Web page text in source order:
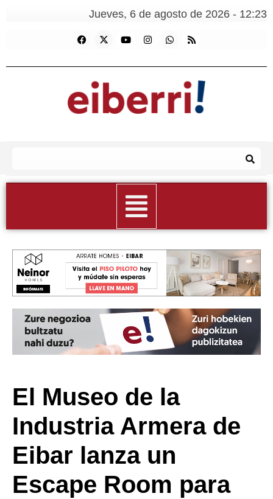
Jueves, 6 de agosto de 2026 - 12:23
El Museo de la
Industria Armera de
Eibar lanza un
Escape Room para